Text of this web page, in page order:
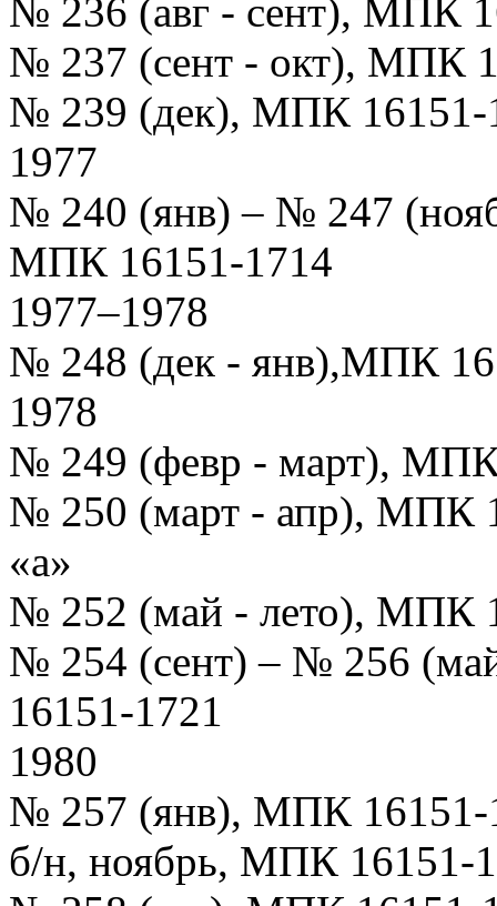
№ 236 (авг - сент), МПК
№ 237 (сент - окт), МПК
№ 239 (дек), МПК 16151-
1977
№ 240 (янв) – № 247
МПК 16151-1714
1977–1978
№ 248 (дек - янв),МПК
1978
№ 249 (февр - март),
№ 250 (март - апр), МПК
«а»
№ 252 (май - лето), МПК
№ 254 (сент) – № 256
16151-1721
1980
№ 257 (янв), МПК 16151-
б/н, ноябрь, МПК 16151-